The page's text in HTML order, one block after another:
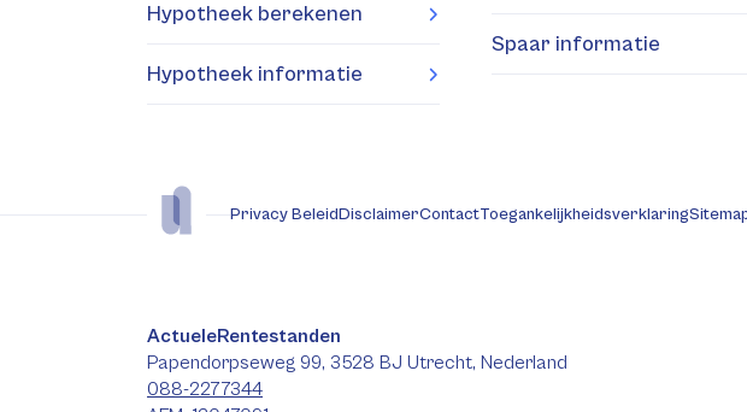
Hypotheek berekenen
Hypotheek informatie
Spaar informatie
Privacy BeleidDisclaimerContactToegankelijkheidsverklaring
ActueleRentestanden
Papendorpseweg 99, 3528 BJ Utrecht, Nederland
088-2277344